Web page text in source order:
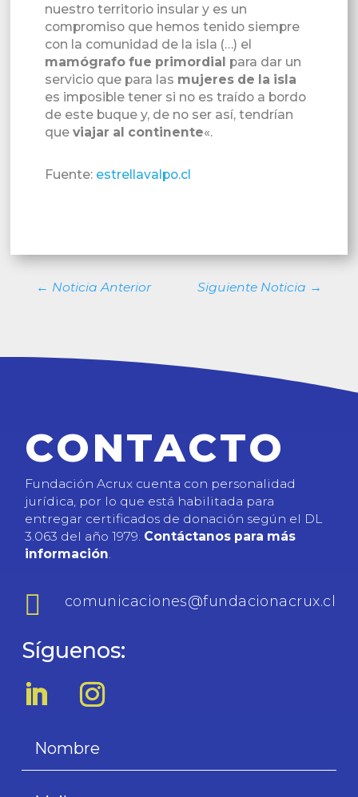
nuestro territorio insular y es un
compromiso que hemos tenido siempre
con la comunidad de la isla (…) el
mamógrafo fue primordial para dar un
servicio que para las mujeres de la isla
es imposible tener si no es traído a bordo
de este buque y, de no ser así, tendrían
que viajar al continente«.
Fuente: estrellavalpo.cl
← Noticia Anterior Siguiente Noticia →
CONTACTO
Fundación Acrux cuenta con personalidad
jurídica, por lo que está habilitada para
entregar certificados de donación según el DL
3.063 del año 1979. Contáctanos para más
información.
 comunicaciones@fundacionacrux.cl
Síguenos: